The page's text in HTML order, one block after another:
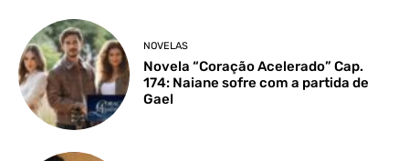
NOVELAS
Novela “Coração Acelerado” Cap.
174: Naiane sofre com a partida de
Gael